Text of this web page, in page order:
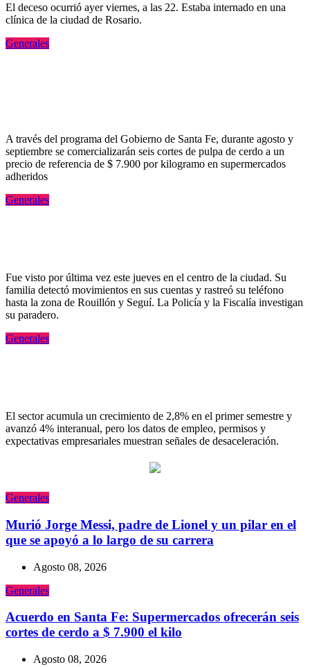
El deceso ocurrió ayer viernes, a las 22. Estaba internado en una
clínica de la ciudad de Rosario.
Generales
A través del programa del Gobierno de Santa Fe, durante agosto y
septiembre se comercializarán seis cortes de pulpa de cerdo a un
precio de referencia de $ 7.900 por kilogramo en supermercados
adheridos
Generales
Fue visto por última vez este jueves en el centro de la ciudad. Su
familia detectó movimientos en sus cuentas y rastreó su teléfono
hasta la zona de Rouillón y Seguí. La Policía y la Fiscalía investigan
su paradero.
Generales
El sector acumula un crecimiento de 2,8% en el primer semestre y
avanzó 4% interanual, pero los datos de empleo, permisos y
expectativas empresariales muestran señales de desaceleración.
Generales
Murió Jorge Messi, padre de Lionel y un pilar en el
que se apoyó a lo largo de su carrera
Agosto 08, 2026
Generales
Acuerdo en Santa Fe: Supermercados ofrecerán seis
cortes de cerdo a $ 7.900 el kilo
Agosto 08, 2026